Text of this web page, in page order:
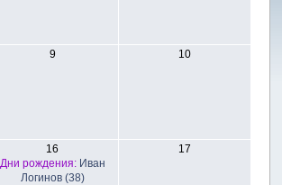
9 10
16
Дни рождения: Иван
Логинов (38)
17